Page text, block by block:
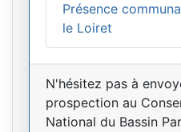
Présence
le Loiret
N'hésitez pas à
prospection au
National du Bassin